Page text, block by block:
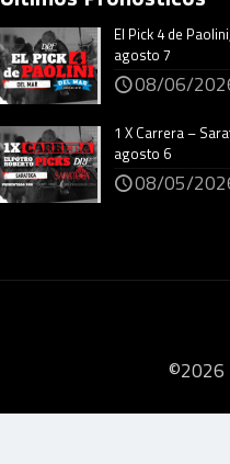
El Pick 4 de
agosto 7
08/06/
1 X Carrera –
agosto 6
08/05/
©2026